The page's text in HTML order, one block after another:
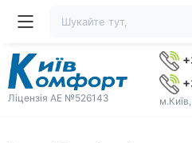
Ліцензія AE №526143